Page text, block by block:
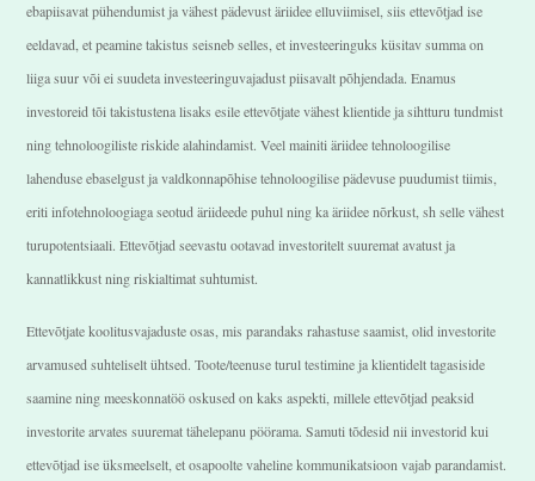
ebapiisavat pühendumist ja vähest pädevust äriidee elluviimisel, siis ettevõtjad ise
eeldavad, et peamine takistus seisneb selles, et investeeringuks küsitav summa on
liiga suur või ei suudeta investeeringuvajadust piisavalt põhjendada. Enamus
investoreid tõi takistustena lisaks esile ettevõtjate vähest klientide ja sihtturu tundmist
ning tehnoloogiliste riskide alahindamist. Veel mainiti äriidee tehnoloogilise
lahenduse ebaselgust ja valdkonnapõhise tehnoloogilise pädevuse puudumist tiimis,
eriti infotehnoloogiaga seotud äriideede puhul ning ka äriidee nõrkust, sh selle vähest
turupotentsiaali. Ettevõtjad seevastu ootavad investoritelt suuremat avatust ja
kannatlikkust ning riskialtimat suhtumist.
Ettevõtjate koolitusvajaduste osas, mis parandaks rahastuse saamist, olid investorite
arvamused suhteliselt ühtsed. Toote/teenuse turul testimine ja klientidelt tagasiside
saamine ning meeskonnatöö oskused on kaks aspekti, millele ettevõtjad peaksid
investorite arvates suuremat tähelepanu pöörama. Samuti tõdesid nii investorid kui
ettevõtjad ise üksmeelselt, et osapoolte vaheline kommunikatsioon vajab parandamist.